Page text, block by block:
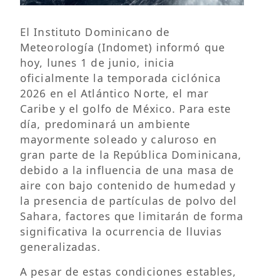
El Instituto Dominicano de
Meteorología (Indomet) informó que
hoy, lunes 1 de junio, inicia
oficialmente la temporada ciclónica
2026 en el Atlántico Norte, el mar
Caribe y el golfo de México. Para este
día, predominará un ambiente
mayormente soleado y caluroso en
gran parte de la República Dominicana,
debido a la influencia de una masa de
aire con bajo contenido de humedad y
la presencia de partículas de polvo del
Sahara, factores que limitarán de forma
significativa la ocurrencia de lluvias
generalizadas.
A pesar de estas condiciones estables,